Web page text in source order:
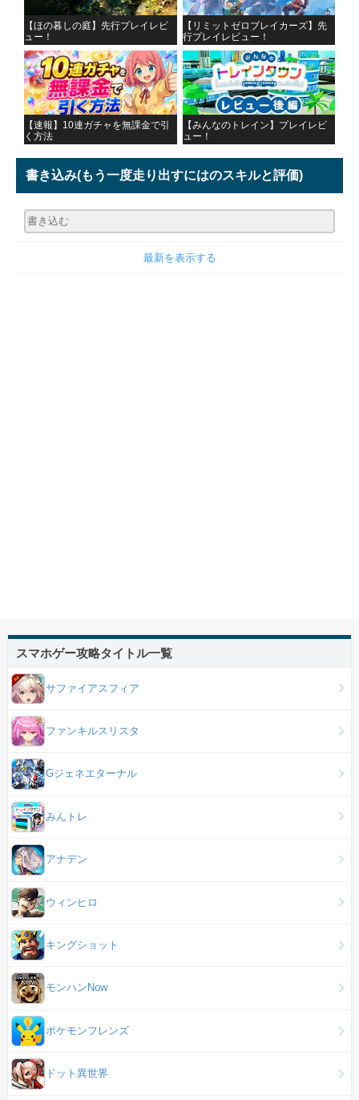
【ほの暮しの庭】先行プレイレビ
ュー！
【リミットゼロブレイカーズ】先
行プレイレビュー！
【速報】10連ガチャを無課金で引
く方法
【みんなのトレイン】プレイレビ
ュー！
書き込み(もう一度走り出すにはのスキルと評価)
最新を表示する
スマホゲー攻略タイトル一覧
サファイアスフィア
ファンキルスリスタ
Gジェネエターナル
みんトレ
アナデン
ウィンヒロ
キングショット
モンハンNow
ポケモンフレンズ
ドット異世界